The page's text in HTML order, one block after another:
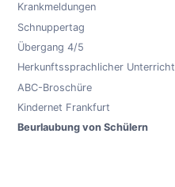
Krankmeldungen
Schnuppertag
Übergang 4/5
Herkunftssprachlicher Unterricht
ABC-Broschüre
Kindernet Frankfurt
Beurlaubung von Schülern